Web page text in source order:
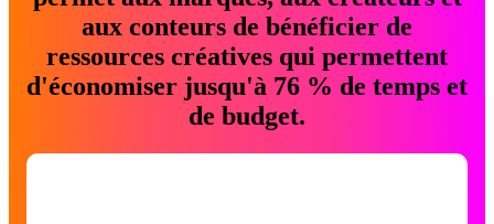
aux conteurs de bénéficier de
ressources créatives qui permettent
d'économiser jusqu'à 76 % de temps et
de budget.